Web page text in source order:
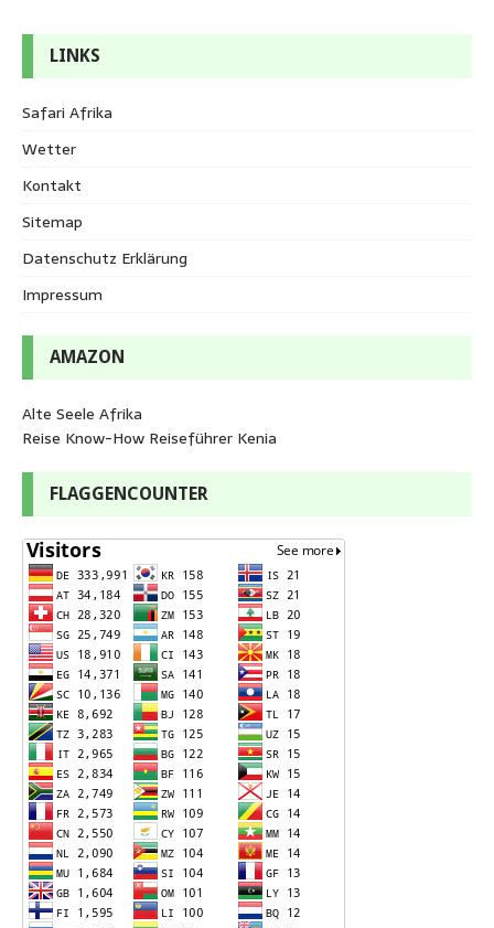
LINKS
Safari Afrika
Wetter
Kontakt
Sitemap
Datenschutz Erklärung
Impressum
AMAZON
Alte Seele Afrika
Reise Know-How Reiseführer Kenia
FLAGGENCOUNTER